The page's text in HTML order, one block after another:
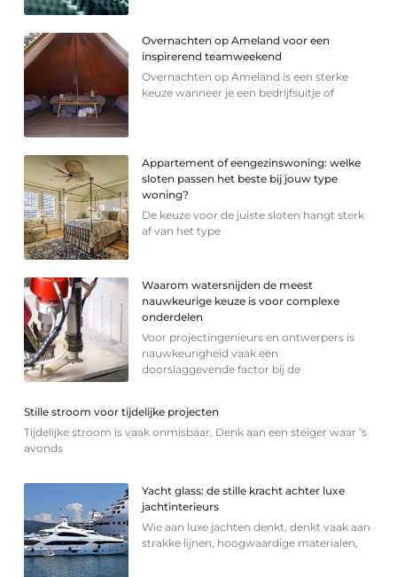
Overnachten op Ameland voor een
inspirerend teamweekend
Overnachten op Ameland is een sterke
keuze wanneer je een bedrijfsuitje of
Appartement of eengezinswoning: welke
sloten passen het beste bij jouw type
woning?
De keuze voor de juiste sloten hangt sterk
af van het type
Waarom watersnijden de meest
nauwkeurige keuze is voor complexe
onderdelen
Voor projectingenieurs en ontwerpers is
nauwkeurigheid vaak een
doorslaggevende factor bij de
Stille stroom voor tijdelijke projecten
Tijdelijke stroom is vaak onmisbaar. Denk aan een steiger waar ’s
avonds
Yacht glass: de stille kracht achter luxe
jachtinterieurs
Wie aan luxe jachten denkt, denkt vaak aan
strakke lijnen, hoogwaardige materialen,